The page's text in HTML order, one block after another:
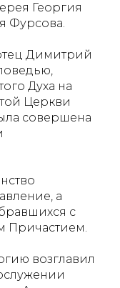
Георгия
Фурсова.
Димитрий
Духа на
Церкви
совершена
а
с
Причастием.
возглавил